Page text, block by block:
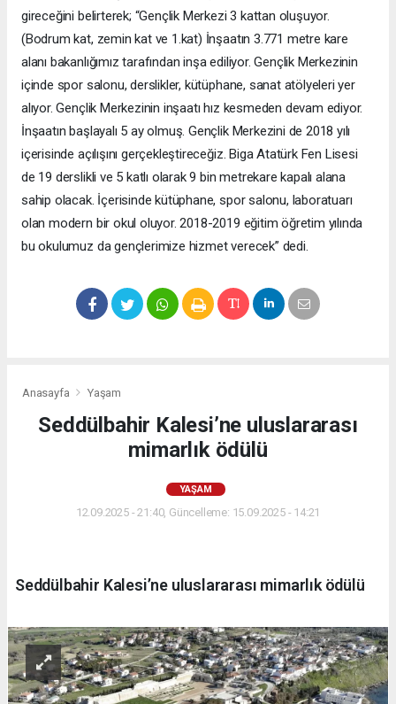
gireceğini belirterek; “Gençlik Merkezi 3 kattan oluşuyor.
(Bodrum kat, zemin kat ve 1.kat) İnşaatın 3.771 metre kare
alanı bakanlığımız tarafından inşa ediliyor. Gençlik Merkezinin
içinde spor salonu, derslikler, kütüphane, sanat atölyeleri yer
alıyor. Gençlik Merkezinin inşaatı hız kesmeden devam ediyor.
İnşaatın başlayalı 5 ay olmuş. Gençlik Merkezini de 2018 yılı
içerisinde açılışını gerçekleştireceğiz. Biga Atatürk Fen Lisesi
de 19 derslikli ve 5 katlı olarak 9 bin metrekare kapalı alana
sahip olacak. İçerisinde kütüphane, spor salonu, laboratuarı
olan modern bir okul oluyor. 2018-2019 eğitim öğretim yılında
bu okulumuz da gençlerimize hizmet verecek” dedi.
Anasayfa Yaşam
Seddülbahir Kalesi’ne uluslararası
mimarlık ödülü
YAŞAM
12.09.2025 - 21:40, Güncelleme: 15.09.2025 - 14:21
Seddülbahir Kalesi’ne uluslararası mimarlık ödülü